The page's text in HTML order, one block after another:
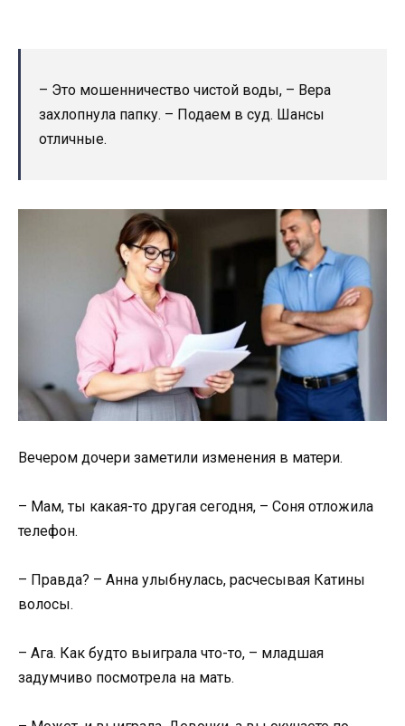
– Это мошенничество чистой воды, – Вера
захлопнула папку. – Подаем в суд. Шансы
отличные.
Вечером дочери заметили изменения в матери.
– Мам, ты какая-то другая сегодня, – Соня отложила
телефон.
– Правда? – Анна улыбнулась, расчесывая Катины
волосы.
– Ага. Как будто выиграла что-то, – младшая
задумчиво посмотрела на мать.